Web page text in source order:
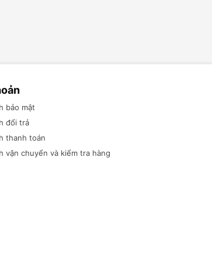
bảo mật
đổi trả
thanh toán
vận chuyển và kiểm tra hàng